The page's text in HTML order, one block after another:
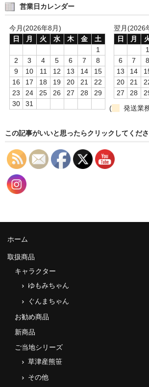
営業日カレンダー
今月(2026年8月)
日
月 火 水 木 金
土
1
2
3 4 5 6 7
8
9
10 11 12 13 14
15
16
17 18 19 20 21
22
23
24 25 26 27 28
29
30
31
翌月(2026
日
月
1
6
7 8
13
14
20
21
27
28
(
発送業
この記事がいいと思ったらクリックしてくだ
ホーム
取扱商品
キャラクター
ゆもみちゃん
ぐんまちゃん
お勧め商品
新商品
ご当地シリーズ
草津産熊笹
その他